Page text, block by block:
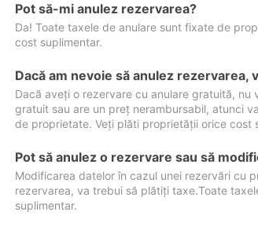
Pot să-mi anulez rezervarea?
Da! Toate taxele de anulare sunt fixate de
cost suplimentar.
Dacă am nevoie să anulez rezervarea,
Dacă aveți o rezervare cu anulare gratuită,
gratuit sau are un preț nerambursabil, atunci
de proprietate. Veți plăti proprietății orice cost
Pot să anulez o rezervare sau să
Modificarea datelor în cazul unei rezervări cu
rezervarea, va trebui să plătiți taxe.Toate
suplimentar.